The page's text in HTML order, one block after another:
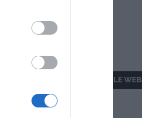
AILLEURS SUR LE WEB